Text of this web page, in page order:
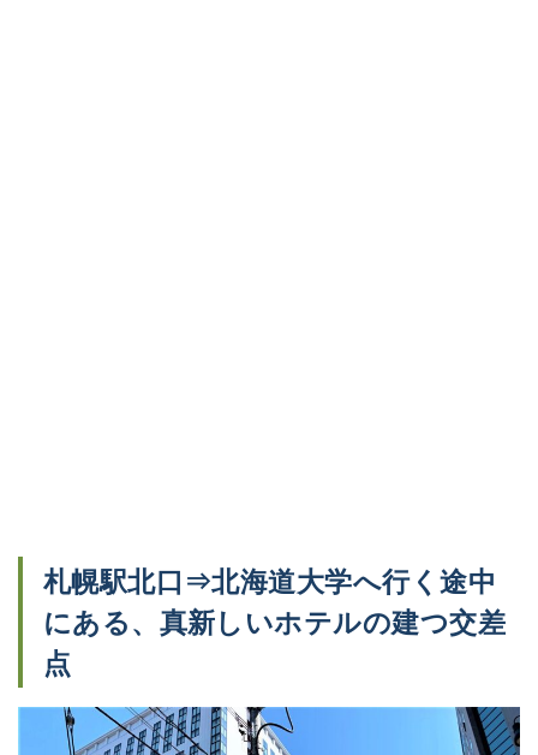
札幌駅北口⇒北海道大学へ行く途中
にある、真新しいホテルの建つ交差
点